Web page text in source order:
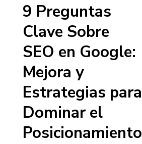
9 Preguntas
Clave Sobre
SEO en Google:
Mejora y
Estrategias para
Dominar el
Posicionamiento